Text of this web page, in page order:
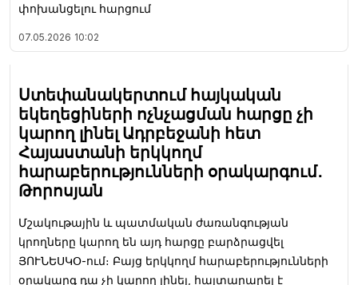
փոխանցելու հարցում
07.05.2026 10:02
Ստեփանակերտում հայկական
եկեղեցիների ոչնչացման հարցը չի
կարող լինել Ադրբեջանի հետ
Հայաստանի երկկողմ
հարաբերությունների օրակարգում․
Թորոսյան
Մշակութային և պատմական ժառանգության
կրողները կարող են այդ հարցը բարձրացվել
ՅՈՒՆԵՍԿՕ-ում։ Բայց երկկողմ հարաբերությունների
օրակարգ դա չի կարող լինել, հայտարարել է